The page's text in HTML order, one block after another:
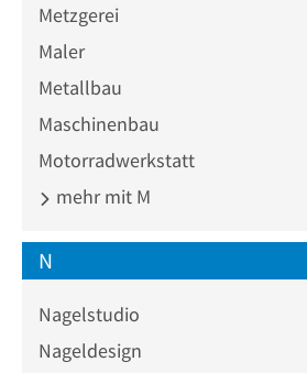
Metzgerei
Maler
Metallbau
Maschinenbau
Motorradwerkstatt
mehr mit M
N
Nagelstudio
Nageldesign